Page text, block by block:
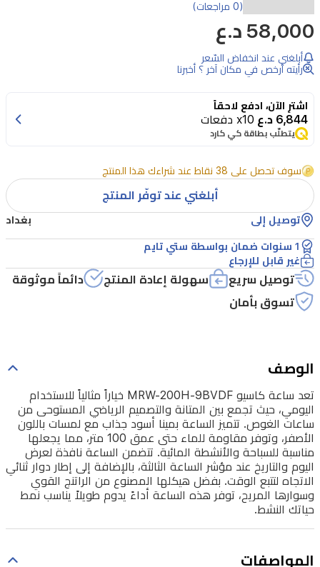
ساعة
كاسيو
MRW-
200H-
خياراً
مثالياً
اليومي،
حيث
تجمع
بين
المتانة
والتصميم
الرياضي
ساعات
الغوص.
تتميز
الساعة
بمينا
أسود
جذاب
مع
باللون
(0 مراجعات)
58,000 د.ع
أبلغني عند انخفاض السّعر
رأيته أرخص في مكان آخر ؟ أخبرنا
اشترِ الآن، ادفع لاحقاً
6,844 د.ع x10 دفعات
يتطلّب بطاقة كي كارد
سوف تحصل على 38 نقاط عند شراءك هذا المنتج
أبلغني عند توفّر المنتج
توصيل إلى بغداد
1 سنوات ضمان بواسطة ستي تايم
غير قابل للإرجاع
توصيل سريع سهولة إعادة المنتج
دائماً موثوقة
تسوق بأمان
الوصف
تعد ساعة كاسيو MRW-200H-9BVDF خياراً مثالياً للاستخدام
اليومي، حيث تجمع بين المتانة والتصميم الرياضي المستوحى من
ساعات الغوص. تتميز الساعة بمينا أسود جذاب مع لمسات باللون
الأصفر، وتوفر مقاومة للماء حتى عمق 100 متر، مما يجعلها
مناسبة للسباحة والأنشطة المائية. تتضمن الساعة نافذة لعرض
اليوم والتاريخ عند مؤشر الساعة الثالثة، بالإضافة إلى إطار دوار ثنائي
الاتجاه لتتبع الوقت. بفضل هيكلها المصنوع من الراتنج القوي
وسوارها المريح، توفر هذه الساعة أداءً يدوم طويلاً يناسب نمط
حياتك النشط.
المواصفات